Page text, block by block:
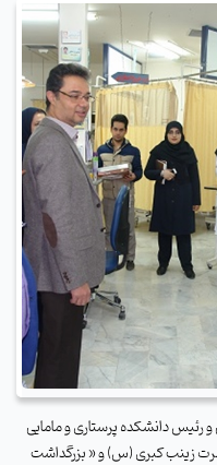
دانشکده پرستاری و مامایی
زینب کبری (س) و « بزرگداشت